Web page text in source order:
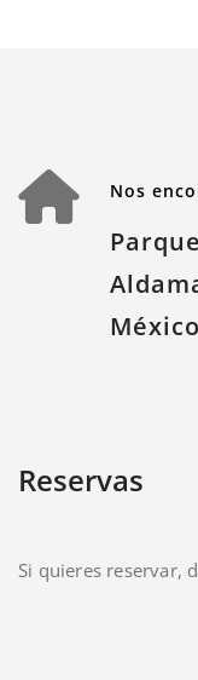
Nos
Reservas
Si quieres reservar,